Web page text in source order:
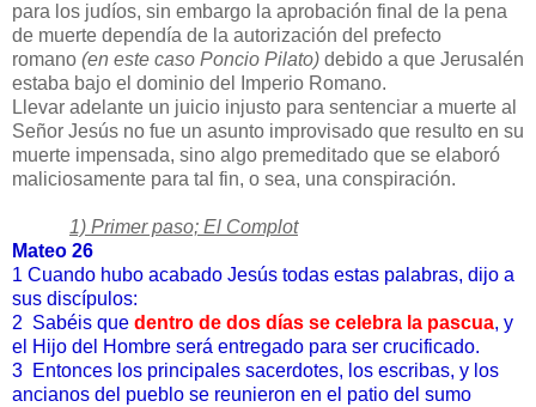
para los judíos, sin embargo la aprobación final de la pena
de muerte dependía de la autorización del prefecto
romano (en este caso Poncio Pilato) debido a que Jerusalén
estaba bajo el dominio del Imperio Romano.
Llevar adelante un juicio injusto para sentenciar a muerte al
Señor Jesús no fue un asunto improvisado que resulto en su
muerte impensada, sino algo premeditado que se elaboró
maliciosamente para tal fin, o sea, una conspiración.
1) Primer paso; El Complot
Mateo 26
1 Cuando hubo acabado Jesús todas estas palabras, dijo a
sus discípulos:
2 Sabéis que dentro de dos días se celebra la pascua, y
el Hijo del Hombre será entregado para ser crucificado.
3 Entonces los principales sacerdotes, los escribas, y los
ancianos del pueblo se reunieron en el patio del sumo